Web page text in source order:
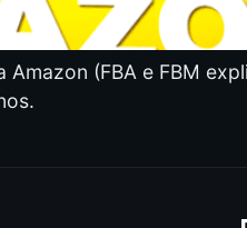
Amazon (FBA e FBM